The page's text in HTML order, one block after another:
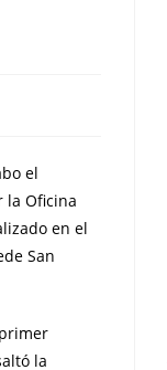
el
la Oficina
en el
San
la